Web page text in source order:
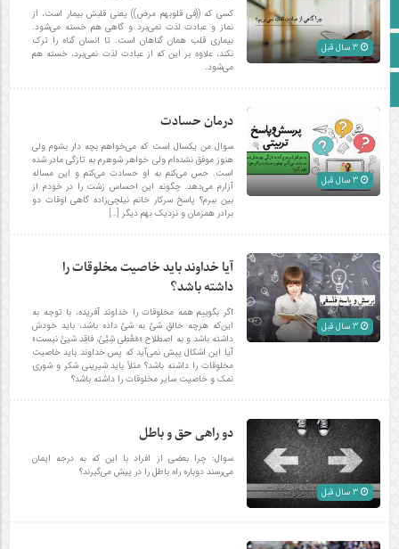
آپارات
اینستاگرام
کسی که ((فی قلوبهم مرض)) یعنی قلبش بیمار است، از
نماز و عبادت لذت نمی‌برد و گاهی هم خسته می‌شود.
بیماری قلب همان گناهان است. تا انسان گناه را ترک
نکند، علاوه بر این که از عبادت لذت نمی‌برد، خسته هم
می‌شود.
درمان حسادت
سوال من یکسال است که می‌خواهم بچه دار بشوم ولی
هنوز موفق نشده‌ام ولی خواهر شوهرم به تازگی مادر شده
است. حس می‌کنم به او حسادت می‌کنم و این مساله
آزارم می‌دهد. چگونه این احساس زشت را در خودم از
بین ببرم؟ پاسخ سرکار خانم نیلچی‌زاده گاهی اوقات دو
برادر همزمان و نزدیک بهم دیگر […]
آیا خداوند باید خاصیت مخلوقات را
داشته باشد؟
اگر بگوييم همه مخلوقات را خداوند آفريده، با توجه به
اين‌كه هرچه خالقِ شئ به شئ داده‌ باشد، بايد خودش
داشته باشد و به اصطلاح «مُعْطِيِ شِيْئ، فاقِد شيئ نيست»
آيا اين اشكال پيش نمی‌آيد كه پس خداوند بايد خاصيت
مخلوقات را داشته باشد؟ مثلاً بايد شيرينی شكر و شوری
نمک و خاصيت ساير مخلوقات را داشته باشد؟
دو راهی حق و باطل
سوال: چرا بعضی از افراد با این که به درجه ایمان
می‌رسند دوباره راه باطل را در پیش می‌گیرند؟